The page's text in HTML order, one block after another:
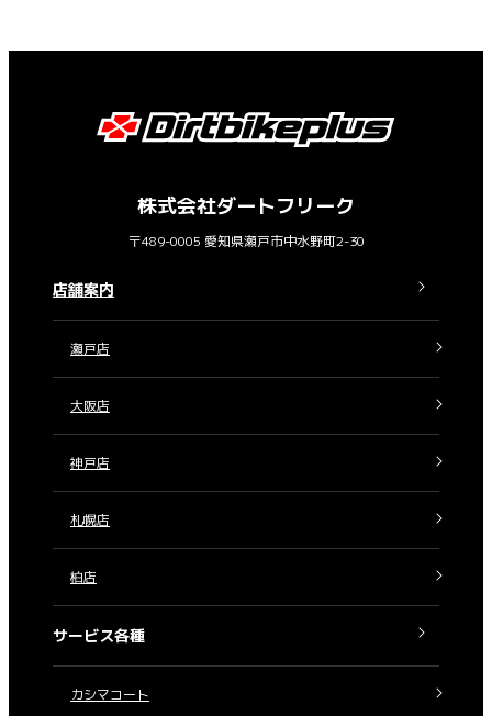
株式会社ダートフリーク
〒489-0005 愛知県瀬戸市中水野町2-30
店舗案内
瀬戸店
大阪店
神戸店
札幌店
柏店
サービス各種
カシマコート